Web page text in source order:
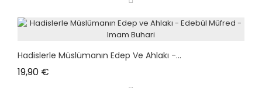
Hadislerle Müslümanın Edep Ve Ahlakı -...
19,90 €